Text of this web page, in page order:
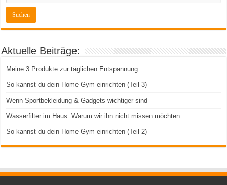
Aktuelle Beiträge:
Meine 3 Produkte zur täglichen Entspannung
So kannst du dein Home Gym einrichten (Teil 3)
Wenn Sportbekleidung & Gadgets wichtiger sind
Wasserfilter im Haus: Warum wir ihn nicht missen möchten
So kannst du dein Home Gym einrichten (Teil 2)